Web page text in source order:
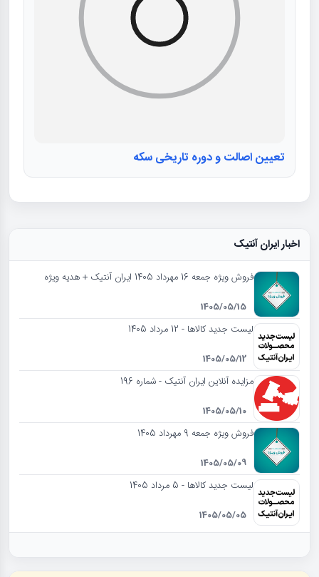
تعیین اصالت و دوره تاریخی سکه
اخبار ایران آنتیک
فروش ویژه جمعه 16 مهرداد 1405 ایران آنتیک + هدیه ویژه
1405/05/15
لیست جدید کالاها - 12 مرداد 1405
1405/05/12
مزایده آنلاین ایران آنتیک - شماره 196
1405/05/10
فروش ویژه جمعه 9 مهرداد 1405
1405/05/09
لیست جدید کالاها - 5 مرداد 1405
1405/05/05